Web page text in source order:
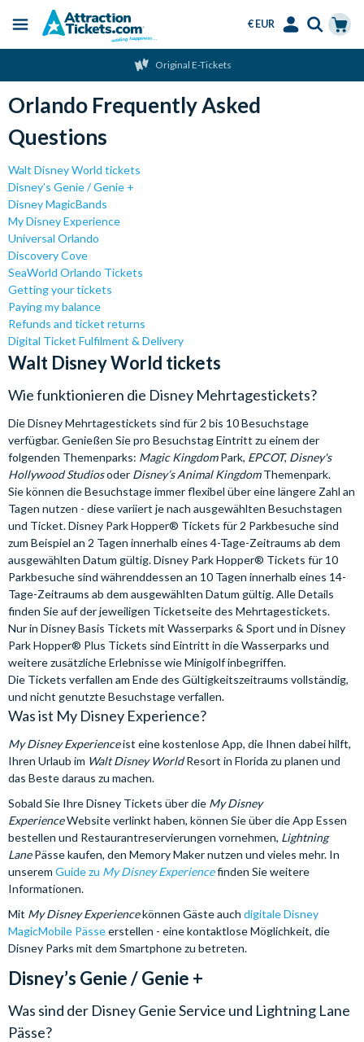
content
Menu
€ EUR
Original E-Tickets
Orlando Frequently Asked
Questions
Walt Disney World tickets
Disney’s Genie / Genie +
Disney MagicBands
My Disney Experience
Universal Orlando
Discovery Cove
SeaWorld Orlando Tickets
Getting your tickets
Paying my balance
Refunds and ticket returns
Digital Ticket Fulfilment & Delivery
Walt Disney World tickets
Wie funktionieren die Disney Mehrtagestickets?
Die Disney Mehrtagestickets sind für 2 bis 10 Besuchstage
verfügbar. Genießen Sie pro Besuchstag Eintritt zu einem der
folgenden Themenparks: Magic KingdomPark, EPCOT, Disney's
Hollywood Studiosoder Disney’s Animal KingdomThemenpark.
Sie können die Besuchstage immer flexibel über eine längere Zahl an
Tagen nutzen - diese variiert je nach ausgewählten Besuchstagen
und Ticket. Disney Park Hopper® Tickets für 2 Parkbesuche sind
zum Beispiel an 2 Tagen innerhalb eines 4-Tage-Zeitraums ab dem
ausgewählten Datum gültig. Disney Park Hopper® Tickets für 10
Parkbesuche sind währenddessen an 10 Tagen innerhalb eines 14-
Tage-Zeitraums ab dem ausgewählten Datum gültig. Alle Details
finden Sie auf der jeweiligen Ticketseite des Mehrtagestickets.
Nur in Disney Basis Tickets mit Wasserparks & Sport und in Disney
Park Hopper® Plus Tickets sind Eintritt in die Wasserparks und
weitere zusätzliche Erlebnisse wie Minigolf inbegriffen.
Die Tickets verfallen am Ende des Gültigkeitszeitraums vollständig,
und nicht genutzte Besuchstage verfallen.
Was ist My Disney Experience?
My Disney Experienceist eine kostenlose App, die Ihnen dabei hilft,
Ihren Urlaub im Walt Disney WorldResort in Florida zu planen und
das Beste daraus zu machen.
Sobald Sie Ihre Disney Tickets über die My Disney
ExperienceWebsite verlinkt haben, können Sie über die App Essen
bestellen und Restaurantreservierungen vornehmen, Lightning
LanePässe kaufen, den Memory Maker nutzen und vieles mehr. In
unserem Guide zu My Disney Experiencefinden Sie weitere
Informationen.
Mit My Disney Experiencekönnen Gäste auch digitale Disney
MagicMobile Pässeerstellen - eine kontaktlose Möglichkeit, die
Disney Parks mit dem Smartphone zu betreten.
Disney’s Genie / Genie +
Was sind der Disney Genie Service und Lightning Lane
Pässe?